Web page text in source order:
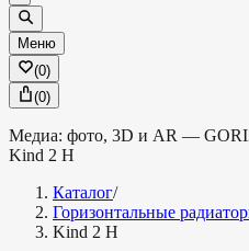
Меню
(0)
(0)
Медиа: фото, 3D и AR —
Kind 2 H
Каталог/
Горизонтальные
Kind 2 H